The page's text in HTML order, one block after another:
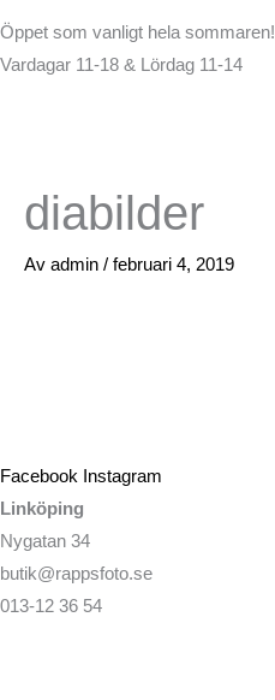
Öppet som vanligt hela sommaren!
Vardagar 11-18 & Lördag 11-14
diabilder
Av admin / februari 4, 2019
Facebook Instagram
Linköping
Nygatan 34
butik@rappsfoto.se
013-12 36 54